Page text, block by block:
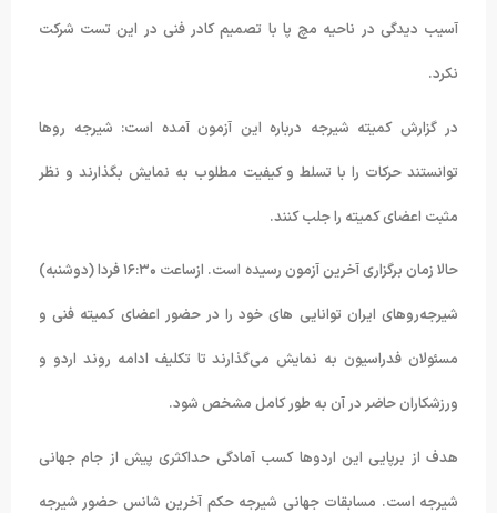
آسیب دیدگی در ناحیه مچ پا با تصمیم کادر فنی در این تست شرکت
نکرد.
در گزارش کمیته شیرجه درباره این آزمون آمده است: شیرجه روها
توانستند حرکات را با تسلط و کیفیت مطلوب به نمایش بگذارند و نظر
مثبت اعضای کمیته را جلب کنند.
حالا زمان برگزاری آخرین آزمون رسیده است. ازساعت ۱۶:۳۰ فردا (دوشنبه)
شیرجه‌روهای ایران توانایی های خود را در حضور اعضای کمیته فنی و
مسئولان فدراسیون به نمایش می‌گذارند تا تکلیف ادامه روند اردو و
ورزشکاران حاضر در آن به طور کامل مشخص شود.
هدف از برپایی این اردوها کسب آمادگی حداکثری پیش از جام جهانی
شیرجه است. مسابقات جهانی شیرجه حکم آخرین شانس حضور شیرجه